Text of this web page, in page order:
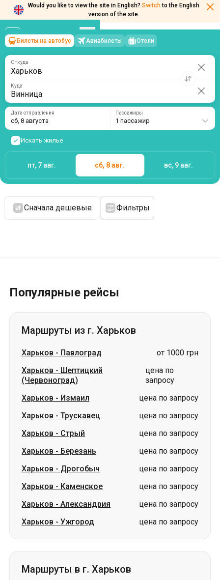
Would you like to view the site in English? Switch to the English
version of the site.
Харьков→Винница
сб, 8 августа/1 пассажир
Билеты на автобус Авиабилеты Отели
Откуда
Куда
Дата отправления
сб, 8 августа
Пассажиры
1 пассажир
Искать жилье
пт, 7 авг. сб, 8 авг. вс, 9 авг.
Сначала дешевые Фильтры
Популярные рейсы
Маршруты из г. Харьков
Харьков - Павлоград
от 1000 грн
Харьков - Шептицкий
(Червоноград)
цена по
запросу
Харьков - Измаил
цена по запросу
Харьков - Трускавец
цена по запросу
Харьков - Стрый
цена по запросу
Харьков - Березань
цена по запросу
Харьков - Дрогобыч
цена по запросу
Харьков - Каменское
цена по запросу
Харьков - Александрия
цена по запросу
Харьков - Ужгород цена по запросу
Маршруты в г. Харьков